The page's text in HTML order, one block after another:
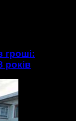
гроші:
років